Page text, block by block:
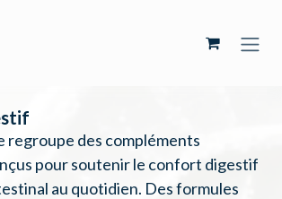
regroupe des compléments
pour soutenir le confort digestif
au quotidien. Des formules